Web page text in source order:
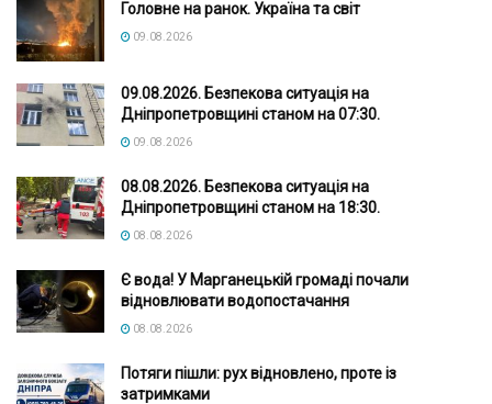
Головне на ранок. Україна та світ
09.08.2026
09.08.2026. Безпекова ситуація на
Дніпропетровщині станом на 07:30.
09.08.2026
08.08.2026. Безпекова ситуація на
Дніпропетровщині станом на 18:30.
08.08.2026
Є вода! У Марганецькій громаді почали
відновлювати водопостачання
08.08.2026
Потяги пішли: рух відновлено, проте із
затримками